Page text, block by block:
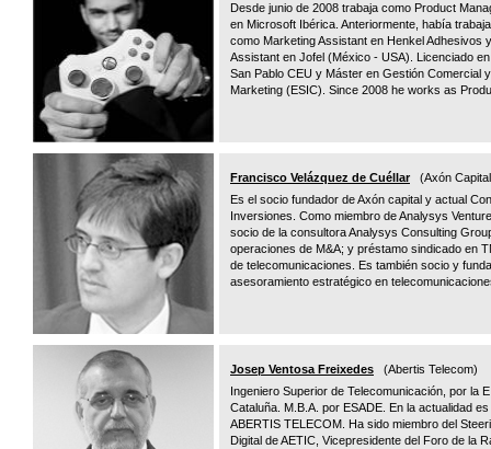
Desde junio de 2008 trabaja como Product
en Microsoft Ibérica. Anteriormente, había
como Marketing Assistant en Henkel
Assistant en Jofel (México - USA). Licenciado
San Pablo CEU y Máster en Gestión Comercial
Marketing (ESIC). Since 2008 he works as
Francisco Velázquez de Cuéllar(Axón Capital
Es el socio fundador de Axón capital y actual
Inversiones. Como miembro de Analysys
socio de la consultora Analysys Consulting
operaciones de M&A; y préstamo sindicado en
de telecomunicaciones. Es también socio y
asesoramiento estratégico en
Josep Ventosa Freixedes (Abertis Telecom)
Ingeniero Superior de Telecomunicación, por la
Cataluña. M.B.A. por ESADE. En la actualidad
ABERTIS TELECOM. Ha sido miembro del
Digital de AETIC, Vicepresidente del Foro de la